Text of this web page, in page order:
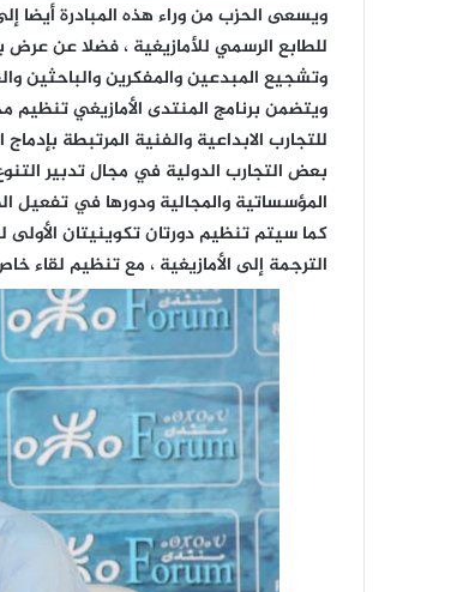
ويسعى الحزب من وراء هذه المبادرة أيضا
للطابع الرسمي للأمازيغية ، فضلا عن عرض
وتشجيع المبدعين والمفكرين والباحثين
ويتضمن برنامج المنتدى الأمازيغي تنظيم
للتجارب الابداعية والفنية المرتبطة
بعض التجارب الدولية في مجال تدبير
المؤسساتية والمجالية ودورها في تفعيل
كما سيتم تنظيم دورتان تكوينيتان الأولى
الترجمة إلى الأمازيغية ، مع تنظيم لقاء